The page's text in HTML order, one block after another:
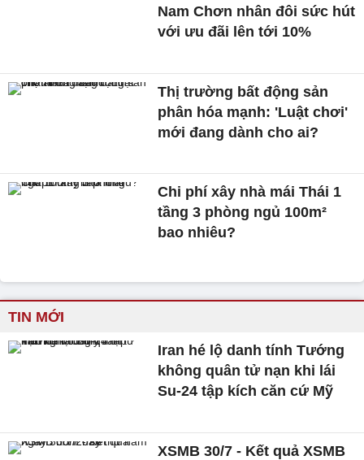
Nam Chơn nhân đôi sức hút
với ưu đãi lên tới 10%
Thị trường bất động sản
phân hóa mạnh: 'Luật chơi'
mới đang dành cho ai?
Chi phí xây nhà mái Thái 1
tầng 3 phòng ngủ 100m²
bao nhiêu?
TIN MỚI
Iran hé lộ danh tính Tướng
không quân tử nạn khi lái
Su-24 tập kích căn cứ Mỹ
XSMB 30/7 - Kết quả XSMB